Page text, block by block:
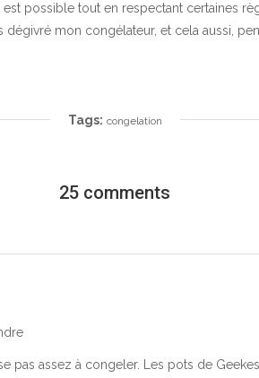
possible tout en respectant certaines
dégivré mon congélateur, et cela aussi,
Tags: congelation
25 comments
pas assez à congeler. Les pots de